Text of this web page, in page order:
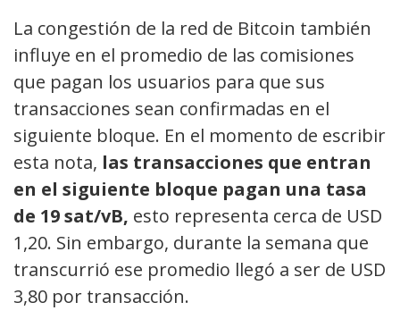
La congestión de la red de Bitcoin también
influye en el promedio de las comisiones
que pagan los usuarios para que sus
transacciones sean confirmadas en el
siguiente bloque. En el momento de escribir
esta nota, las transacciones que entran
en el siguiente bloque pagan una tasa
de 19 sat/vB, esto representa cerca de USD
1,20. Sin embargo, durante la semana que
transcurrió ese promedio llegó a ser de USD
3,80 por transacción.